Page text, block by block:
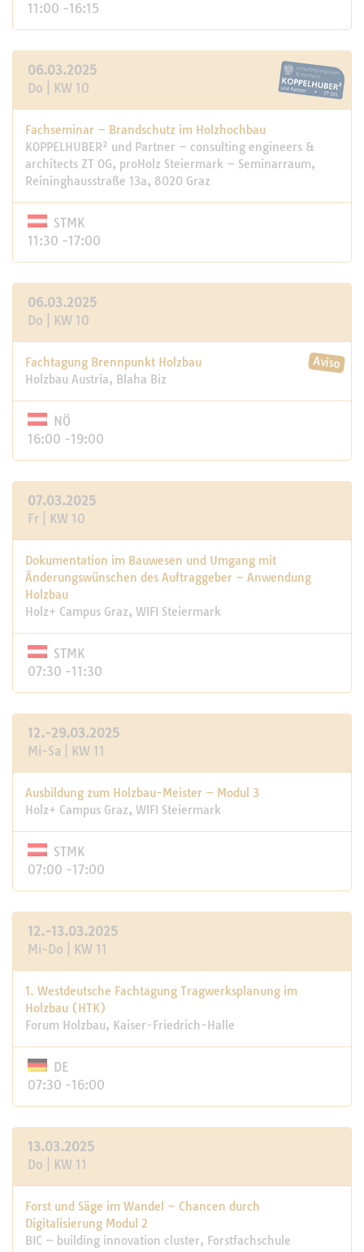
11:00 -16:15
06.03.2025
Do | KW 10
Fachseminar – Brandschutz im Holzhochbau
KOPPELHUBER² und Partner – consulting engineers &
architects ZT OG, proHolz Steiermark – Seminarraum,
Reininghausstraße 13a, 8020 Graz
STMK
11:30 -17:00
06.03.2025
Do | KW 10
Fachtagung Brennpunkt Holzbau
Holzbau Austria, Blaha Biz
NÖ
16:00 -19:00
07.03.2025
Fr | KW 10
Dokumentation im Bauwesen und Umgang mit
Änderungswünschen des Auftraggeber – Anwendung
Holzbau
Holz+ Campus Graz, WIFI Steiermark
STMK
07:30 -11:30
12.-29.03.2025
Mi-Sa | KW 11
Ausbildung zum Holzbau-Meister – Modul 3
Holz+ Campus Graz, WIFI Steiermark
STMK
07:00 -17:00
12.-13.03.2025
Mi-Do | KW 11
1. Westdeutsche Fachtagung Tragwerksplanung im
Holzbau (HTK)
Forum Holzbau, Kaiser-Friedrich-Halle
DE
07:30 -16:00
13.03.2025
Do | KW 11
Forst und Säge im Wandel – Chancen durch
Digitalisierung Modul 2
BIC – building innovation cluster, Forstfachschule